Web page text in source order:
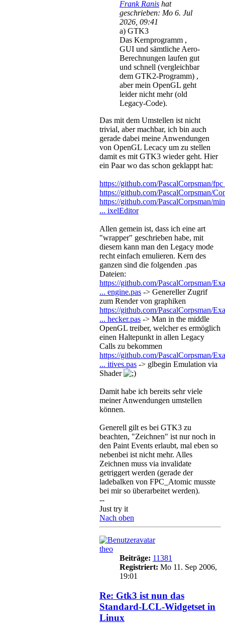
Frank Ranis hat
geschrieben: Mo 6. Jul
2026, 09:41
a) GTK3
Das Kernprogramm ,
GUI und sämtliche Aero-
Berechnungen laufen gut
und schnell (vergleichbar
dem GTK2-Programm) ,
aber mein OpenGL geht
leider nicht mehr (old
Legacy-Code).
Das mit dem Umstellen ist nicht
trivial, aber machbar, ich bin auch
gerade dabei meine Anwendungen
von OpenGL Lecacy um zu stellen
damit es mit GTK3 wieder geht. Hier
ein Paar wo das schon geklappt hat:
https://github.com/PascalCorpsman/
https://github.com/PascalCorpsman/
https://github.com/PascalCorpsman/
... ixelEditor
Allen gemein ist, dass ich eine art
"wrapper" geschrieben habe, mit
diesem kann man den Legacy mode
recht einfach emulieren. Kern des
ganzen sind die folgenden .pas
Dateien:
https://github.com/PascalCorpsman/
... engine.pas -> Genereller Zugrif
zum Render von graphiken
https://github.com/PascalCorpsman/
... hecker.pas -> Man in the middle
OpenGL treiber, welcher es ermöglich
einen Haltepunkt in allen Legacy
Calls zu bekommen
https://github.com/PascalCorpsman/
... itives.pas -> glbegin Emulation via
Shader
Damit habe ich bereits sehr viele
meiner Anwendungen umstellen
können.
Generell gilt es bei GTK3 zu
beachten, "Zeichnen" ist nur noch in
den Paint Events erlaubt, mal eben so
nebenbei ist nicht mehr. Alles
Zeichnen muss via invalidate
getriggert werden (gerade der
ladebalken von FPC_Atomic musste
bei mir so überarbeitet werden).
--
Just try it
Nach oben
theo
Beiträge: 11381
Registriert: Mo 11. Sep 2006,
19:01
Re: Gtk3 ist nun das
Standard-LCL-Widgetset in
Linux